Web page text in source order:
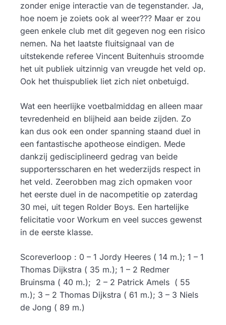
zonder enige interactie van de tegenstander. Ja,
hoe noem je zoiets ook al weer??? Maar er zou
geen enkele club met dit gegeven nog een risico
nemen. Na het laatste fluitsignaal van de
uitstekende referee Vincent Buitenhuis stroomde
het uit publiek uitzinnig van vreugde het veld op.
Ook het thuispubliek liet zich niet onbetuigd.
Wat een heerlijke voetbalmiddag en alleen maar
tevredenheid en blijheid aan beide zijden. Zo
kan dus ook een onder spanning staand duel in
een fantastische apotheose eindigen. Mede
dankzij gedisciplineerd gedrag van beide
supportersscharen en het wederzijds respect in
het veld. Zeerobben mag zich opmaken voor
het eerste duel in de nacompetitie op zaterdag
30 mei, uit tegen Rolder Boys. Een hartelijke
felicitatie voor Workum en veel succes gewenst
in de eerste klasse.
Scoreverloop : 0 – 1 Jordy Heeres ( 14 m.); 1 – 1
Thomas Dijkstra ( 35 m.); 1 – 2 Redmer
Bruinsma ( 40 m.); 2 – 2 Patrick Amels ( 55
m.); 3 – 2 Thomas Dijkstra ( 61 m.); 3 – 3 Niels
de Jong ( 89 m.)